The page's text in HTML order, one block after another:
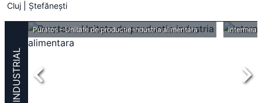
Cluj
Ștefănești
INDUSTRIAL
Puratos - Unitate de productie industria alimentara Intermeat